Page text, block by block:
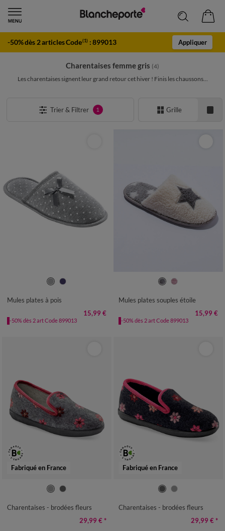
-50% dès 2 articles Code(1) :899013 Appliquer
Charentaises femme gris (4)
Les charentaises signent leur grand retour cet hiver ! Finis les chaussons...
Trier & Filtrer 1 Grille
38 39
Mules plates à pois
15,99 €
-50% dès 2 art Code 899013
38 39
Mules plates souples étoile
15,99 €
-50% dès 2 art Code 899013
Fabriqué en France
38 39
Charentaises - brodées fleurs
29,99 € *
Fabriqué en France
38 39
Charentaises - brodées fleurs
29,99 € *